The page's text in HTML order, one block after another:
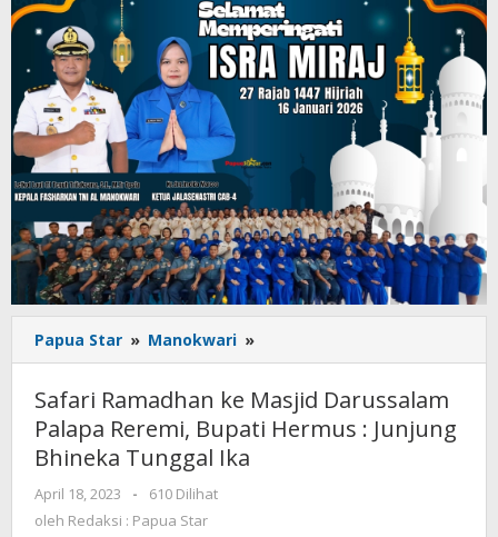
Papua Star » Manokwari »
Ramadhan
Masjid
Darussalam
Safari Ramadhan ke Masjid Darussalam
Palapa Reremi, Bupati Hermus : Junjung
Bhineka Tunggal Ika
April 18, 2023
oleh
Redaksi
-
610 Dilihat
oleh Redaksi : Papua Star